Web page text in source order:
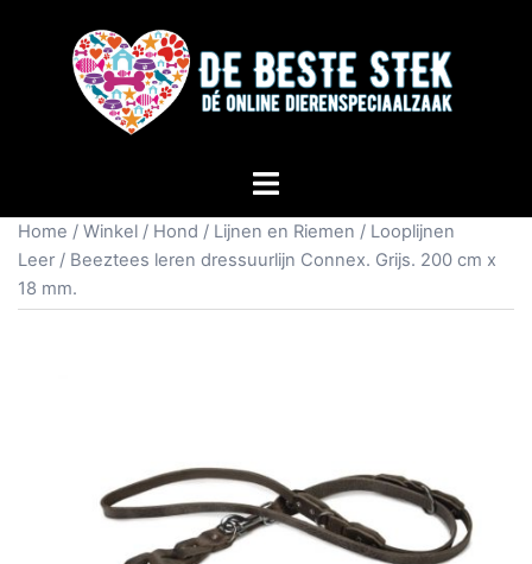
Home / Winkel / Hond / Lijnen en Riemen / Looplijnen
Leer / Beeztees leren dressuurlijn Connex. Grijs. 200 cm x
18 mm.